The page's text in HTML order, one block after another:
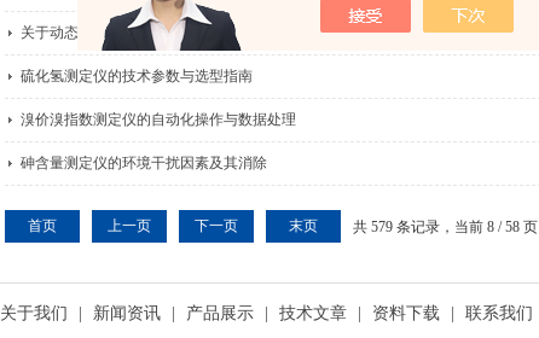
关于动态电脱盐试验装置设备的详细说明
硫化氢测定仪的技术参数与选型指南
溴价溴指数测定仪的自动化操作与数据处理
砷含量测定仪的环境干扰因素及其消除
共 579 条记录，当前 8 / 58 页
首页 上一页 下一页 末页
关于我们 新闻资讯 产品展示 技术文章 资料下载 联系我们